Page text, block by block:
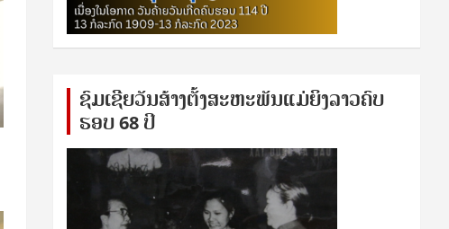
ຊົ​ມ​ເຊີຍ​ວັນ​ສ້າງ​ຕັ້ງ​ສະ​ຫະ​ພັນ​ແມ່​ຍິງ​​ລາວຄົບ​
ຮອບ 68 ປິ